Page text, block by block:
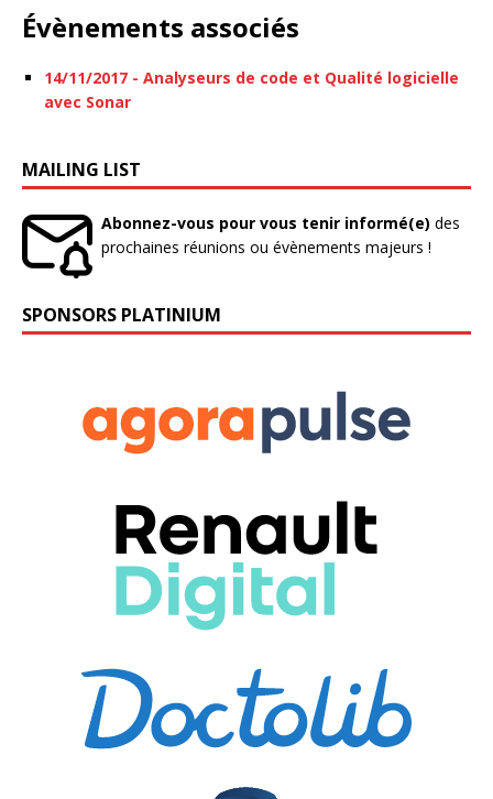
Évènements associés
14/11/2017 - Analyseurs de code et Qualité logicielle
avec Sonar
MAILING LIST
Abonnez-vous pour vous tenir informé(e) des
prochaines réunions ou évènements majeurs !
SPONSORS PLATINIUM